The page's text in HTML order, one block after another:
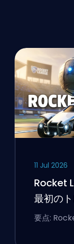
11 Jul 2026
Rocket
最初の
要点: